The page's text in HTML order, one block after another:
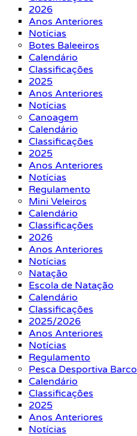
2026
Anos Anteriores
Notícias
Botes Baleeiros
Calendário
Classificações
2025
Anos Anteriores
Notícias
Canoagem
Calendário
Classificações
2025
Anos Anteriores
Notícias
Regulamento
Mini Veleiros
Calendário
Classificações
2026
Anos Anteriores
Notícias
Natação
Escola de Natação
Calendário
Classificações
2025/2026
Anos Anteriores
Notícias
Regulamento
Pesca Desportiva Barco
Calendário
Classificações
2025
Anos Anteriores
Notícias